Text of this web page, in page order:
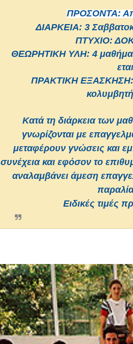
ΠΡΟΣΟΝΤΑ:
ΔΙΑΡΚΕΙΑ: 3
ΠΤΥΧΙΟ:
ΘΕΩΡΗΤΙΚΗ ΥΛΗ: 4
ΠΡΑΚΤΙΚΗ ΕΞΑΣΚΗΣΗ: 7
Κατά τη διάρκεια των
γνωρίζονται με
μεταφέρουν γνώσεις και
συνέχεια και εφόσον το
αναλαμβάνει άμεση
Ειδικές τιμές